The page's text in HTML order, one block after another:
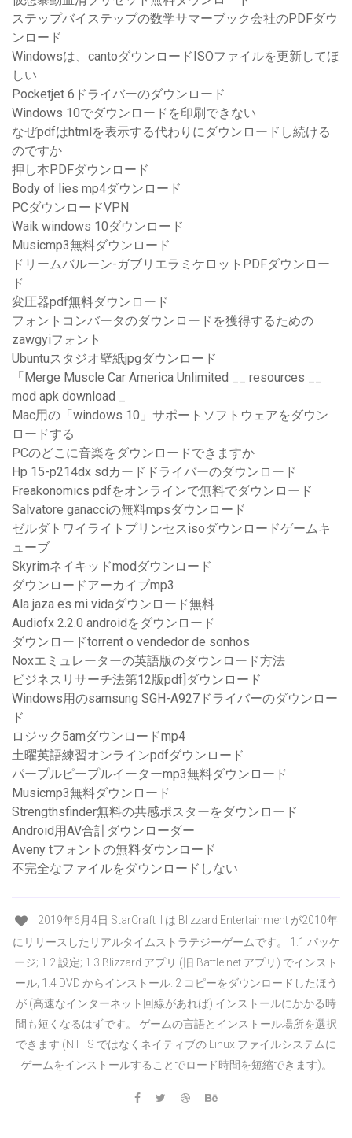
ステップバイステップの数学サマーブック会社のPDFダウ
ンロード
Windowsは、cantoダウンロードISOファイルを更新してほ
しい
Pocketjet 6ドライバーのダウンロード
Windows 10でダウンロードを印刷できない
なぜpdfはhtmlを表示する代わりにダウンロードし続ける
のですか
押し本PDFダウンロード
Body of lies mp4ダウンロード
PCダウンロードVPN
Waik windows 10ダウンロード
Musicmp3無料ダウンロード
ドリームバルーン-ガブリエラミケロットPDFダウンロー
ド
変圧器pdf無料ダウンロード
フォントコンバータのダウンロードを獲得するための
zawgyiフォント
Ubuntuスタジオ壁紙jpgダウンロード
「Merge Muscle Car America Unlimited __ resources __
mod apk download _
Mac用の「windows 10」サポートソフトウェアをダウン
ロードする
PCのどこに音楽をダウンロードできますか
Hp 15-p214dx sdカードドライバーのダウンロード
Freakonomics pdfをオンラインで無料でダウンロード
Salvatore ganacciの無料mpsダウンロード
ゼルダトワイライトプリンセスisoダウンロードゲームキ
ューブ
Skyrimネイキッドmodダウンロード
ダウンロードアーカイブmp3
Ala jaza es mi vidaダウンロード無料
Audiofx 2.2.0 androidをダウンロード
ダウンロードtorrent o vendedor de sonhos
Noxエミュレーターの英語版のダウンロード方法
ビジネスリサーチ法第12版pdf]ダウンロード
Windows用のsamsung SGH-A927ドライバーのダウンロー
ド
ロジック5amダウンロードmp4
土曜英語練習オンラインpdfダウンロード
パープルピープルイーターmp3無料ダウンロード
Musicmp3無料ダウンロード
Strengthsfinder無料の共感ポスターをダウンロード
Android用AV合計ダウンローダー
Aveny tフォントの無料ダウンロード
不完全なファイルをダウンロードしない
2019年6月4日 StarCraft II は Blizzard Entertainment が2010年
にリリースしたリアルタイムストラテジーゲームです。 1.1 パッケ
ージ; 1.2 設定; 1.3 Blizzard アプリ (旧 Battle.net アプリ) でインスト
ール; 1.4 DVD からインストール. 2 コピーをダウンロードしたほう
が (高速なインターネット回線があれば) インストールにかかる時
間も短くなるはずです。 ゲームの言語とインストール場所を選択
できます (NTFS ではなくネイティブの Linux ファイルシステムに
ゲームをインストールすることでロード時間を短縮できます)。